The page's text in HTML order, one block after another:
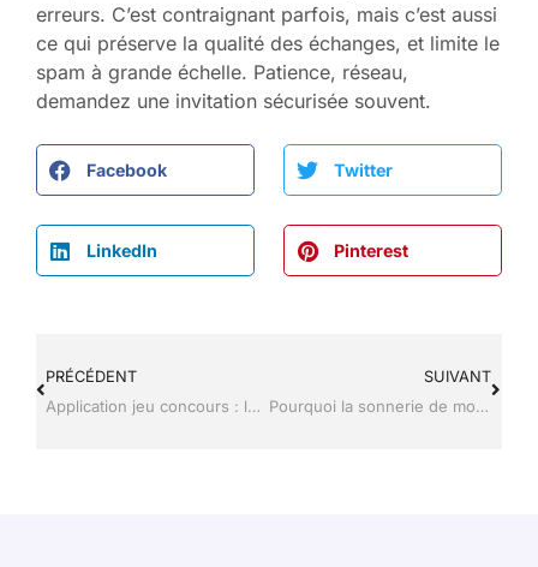
erreurs. C’est contraignant parfois, mais c’est aussi
ce qui préserve la qualité des échanges, et limite le
spam à grande échelle. Patience, réseau,
demandez une invitation sécurisée souvent.
Facebook Twitter
LinkedIn Pinterest
PRÉCÉDENT
Application jeu concours : la solution SaaS ou l’application mobile, comment choisir ?
SUIVANT
Pourquoi la sonnerie de mon iPhone est-elle si faible : le diagnostic efficace?